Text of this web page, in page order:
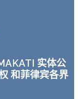
实体公
和菲律宾各界